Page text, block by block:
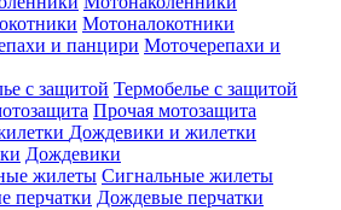
Мотоналокотники
Моточерепахи и
Термобелье с защитой
Прочая мотозащита
Дождевики и жилетки
Дождевики
Сигнальные жилеты
Дождевые перчатки